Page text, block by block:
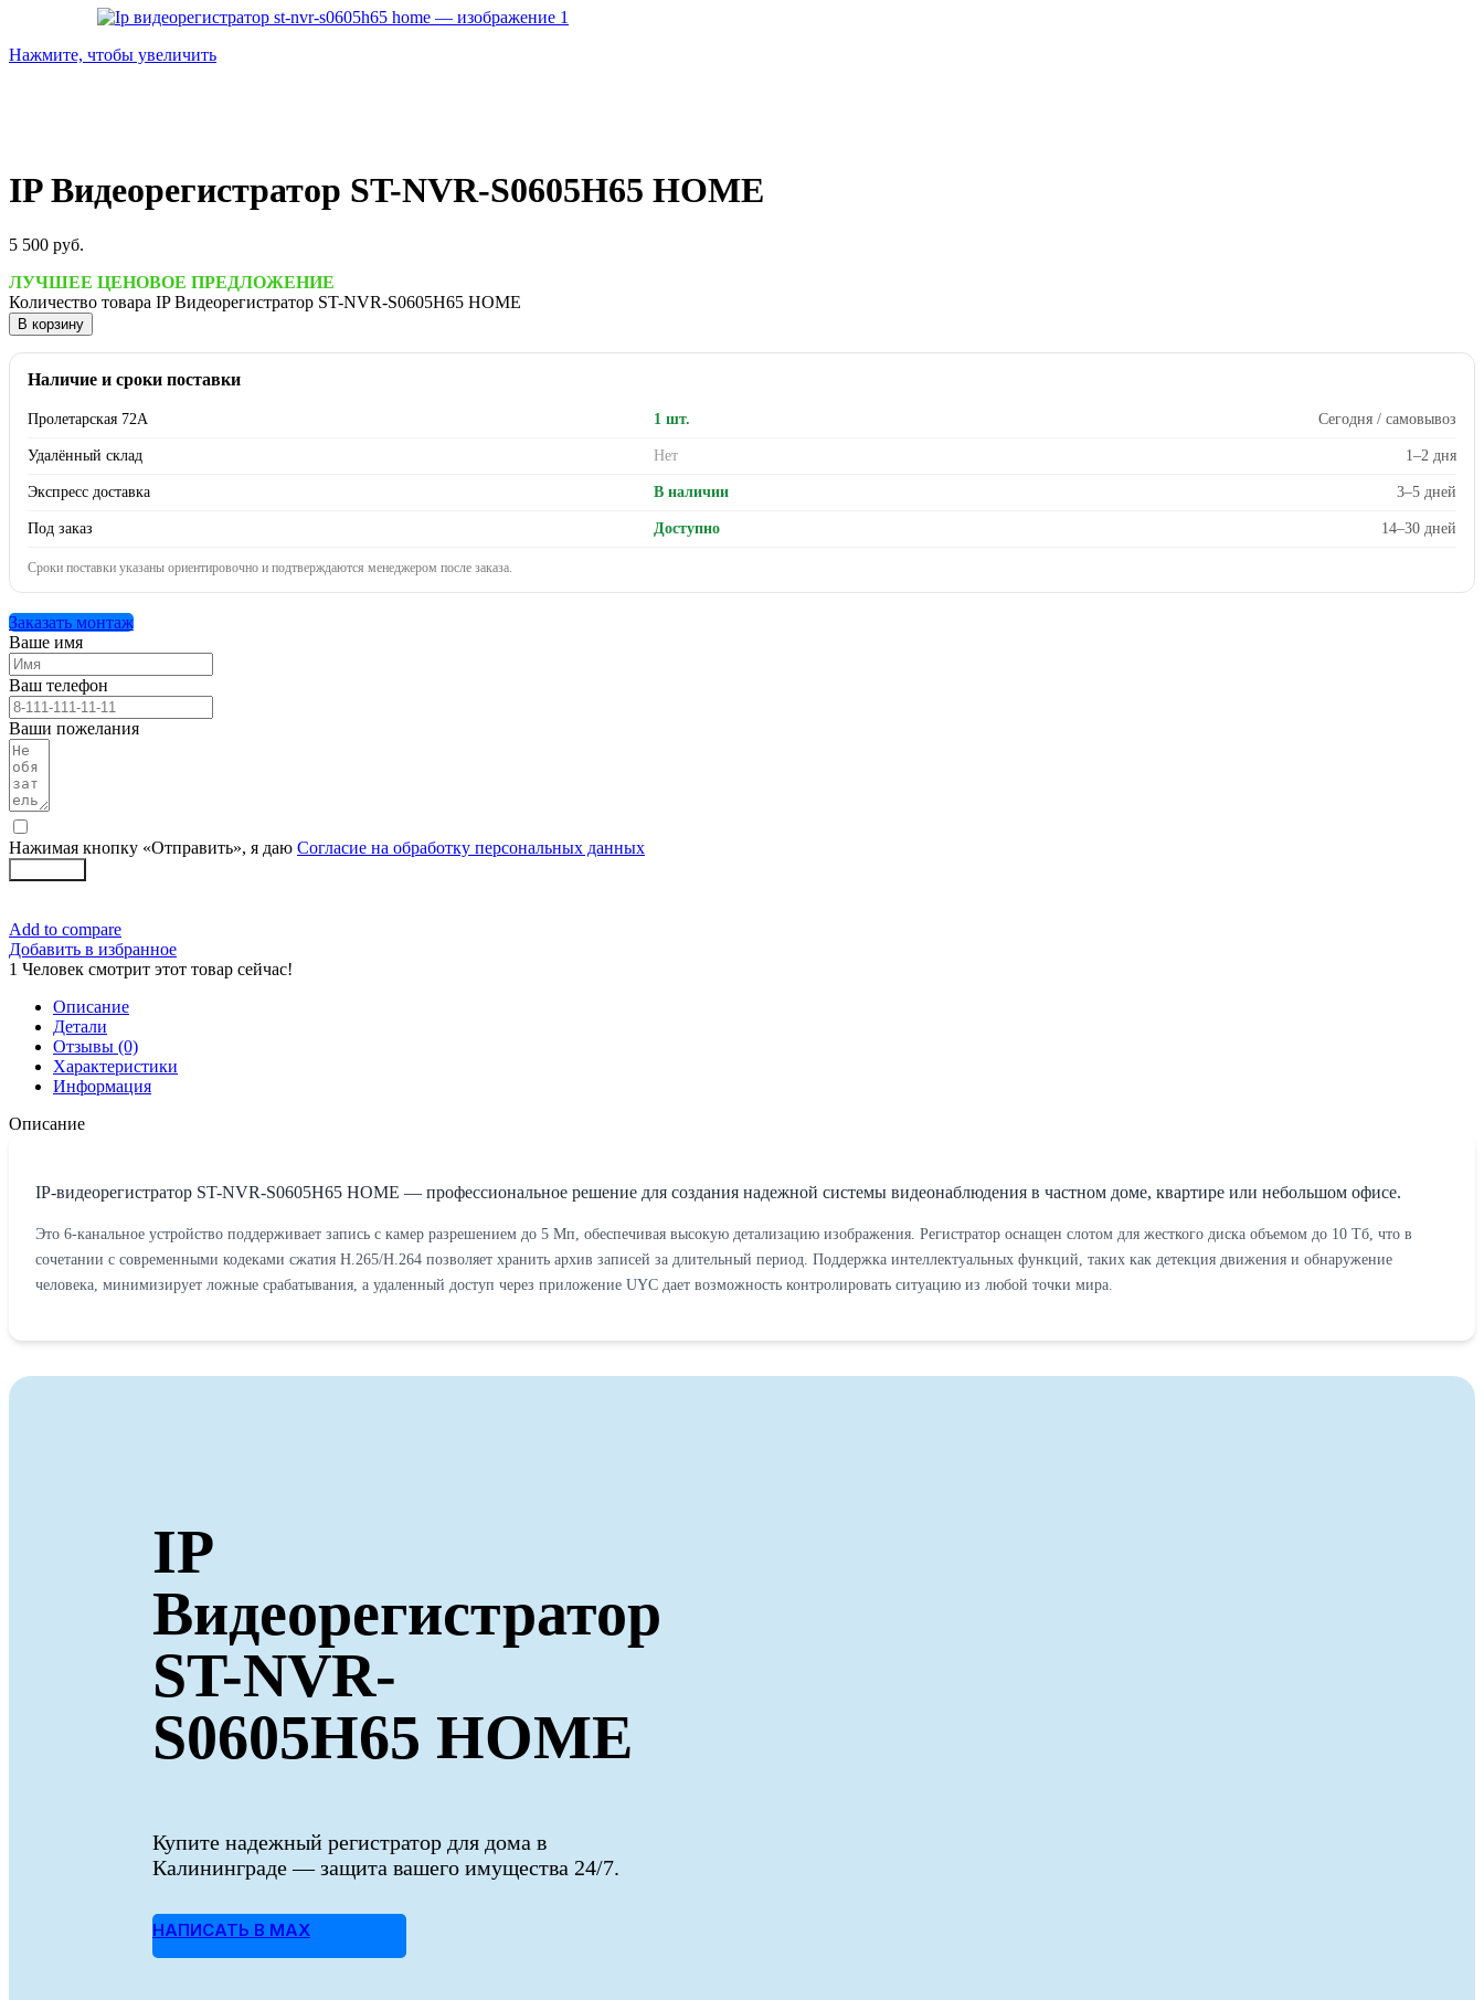
Нажмите, чтобы увеличить
IP Видеорегистратор ST-NVR-S0605H65 HOME
5 500 руб.
ЛУЧШЕЕ ЦЕНОВОЕ ПРЕДЛОЖЕНИЕ
Количество товара IP Видеорегистратор ST-NVR-S0605H65 HOME
В корзину
Наличие и сроки поставки
Пролетарская 72А 1 шт. Сегодня / самовывоз
Удалённый склад Нет 1–2 дня
Экспресс доставка В наличии 3–5 дней
Под заказ Доступно 14–30 дней
Сроки поставки указаны ориентировочно и подтверждаются менеджером после заказа.
Заказать монтаж
Ваше имя
Ваш телефон
Ваши пожелания
Нажимая кнопку «Отправить», я даю Согласие на обработку персональных данных
Add to compare
Добавить в избранное
1 Человек смотрит этот товар сейчас!
Описание
Детали
Отзывы (0)
Характеристики
Информация
Описание
IP-видеорегистратор ST-NVR-S0605H65 HOME — профессиональное решение для создания надежной системы видеонаблюдения в частном доме, квартире или небольшом офисе.
Это 6-канальное устройство поддерживает запись с камер разрешением до 5 Мп, обеспечивая высокую детализацию изображения. Регистратор оснащен слотом для жесткого диска объемом до 10 Тб, что в
сочетании с современными кодеками сжатия H.265/H.264 позволяет хранить архив записей за длительный период. Поддержка интеллектуальных функций, таких как детекция движения и обнаружение
человека, минимизирует ложные срабатывания, а удаленный доступ через приложение UYC дает возможность контролировать ситуацию из любой точки мира.
IP
Видеорегистратор
ST-NVR-
S0605H65 HOME
Купите надежный регистратор для дома в
Калининграде — защита вашего имущества 24/7.
НАПИСАТЬ В MAX